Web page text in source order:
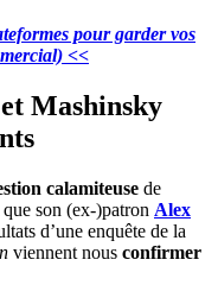
pour garder vos
<<
Mashinsky
calamiteuse de
que son (ex-)patron Alex
d’une enquête de la
viennent nous confirmer